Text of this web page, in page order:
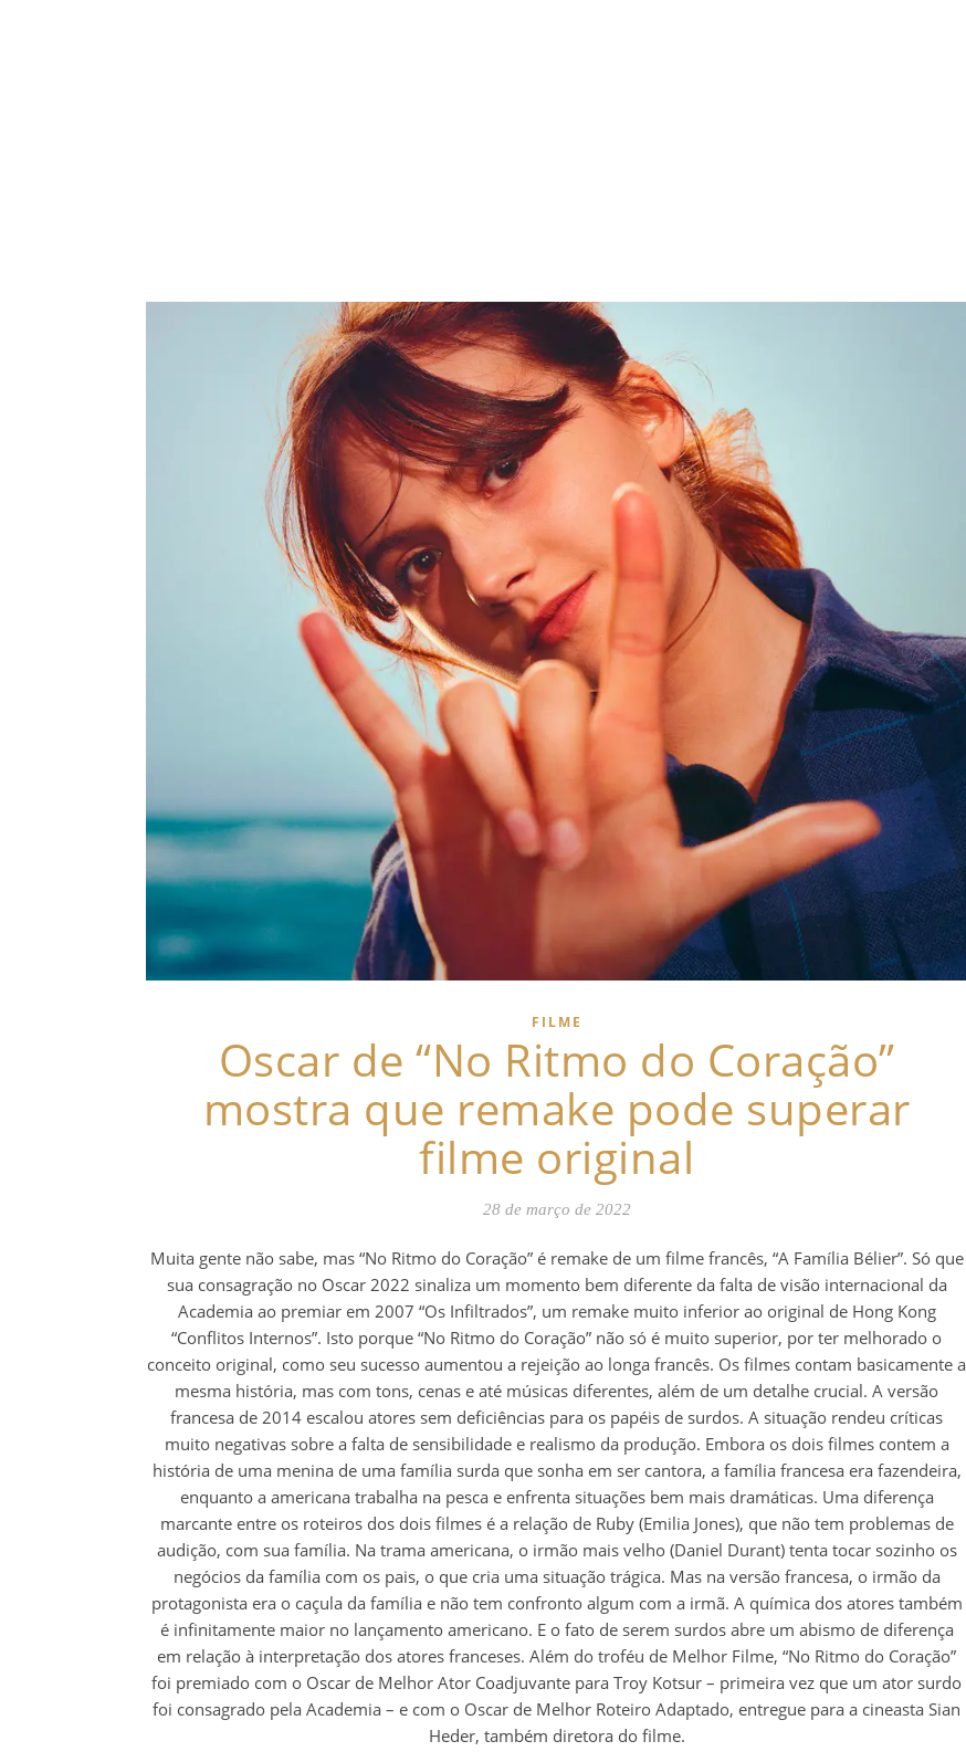
FILME
Oscar de “No Ritmo do Coração”
mostra que remake pode superar
filme original
28 de março de 2022
Muita gente não sabe, mas “No Ritmo do Coração” é remake de um filme francês, “A Família Bélier”. Só que
sua consagração no Oscar 2022 sinaliza um momento bem diferente da falta de visão internacional da
Academia ao premiar em 2007 “Os Infiltrados”, um remake muito inferior ao original de Hong Kong
“Conflitos Internos”. Isto porque “No Ritmo do Coração” não só é muito superior, por ter melhorado o
conceito original, como seu sucesso aumentou a rejeição ao longa francês. Os filmes contam basicamente a
mesma história, mas com tons, cenas e até músicas diferentes, além de um detalhe crucial. A versão
francesa de 2014 escalou atores sem deficiências para os papéis de surdos. A situação rendeu críticas
muito negativas sobre a falta de sensibilidade e realismo da produção. Embora os dois filmes contem a
história de uma menina de uma família surda que sonha em ser cantora, a família francesa era fazendeira,
enquanto a americana trabalha na pesca e enfrenta situações bem mais dramáticas. Uma diferença
marcante entre os roteiros dos dois filmes é a relação de Ruby (Emilia Jones), que não tem problemas de
audição, com sua família. Na trama americana, o irmão mais velho (Daniel Durant) tenta tocar sozinho os
negócios da família com os pais, o que cria uma situação trágica. Mas na versão francesa, o irmão da
protagonista era o caçula da família e não tem confronto algum com a irmã. A química dos atores também
é infinitamente maior no lançamento americano. E o fato de serem surdos abre um abismo de diferença
em relação à interpretação dos atores franceses. Além do troféu de Melhor Filme, “No Ritmo do Coração”
foi premiado com o Oscar de Melhor Ator Coadjuvante para Troy Kotsur – primeira vez que um ator surdo
foi consagrado pela Academia – e com o Oscar de Melhor Roteiro Adaptado, entregue para a cineasta Sian
Heder, também diretora do filme.